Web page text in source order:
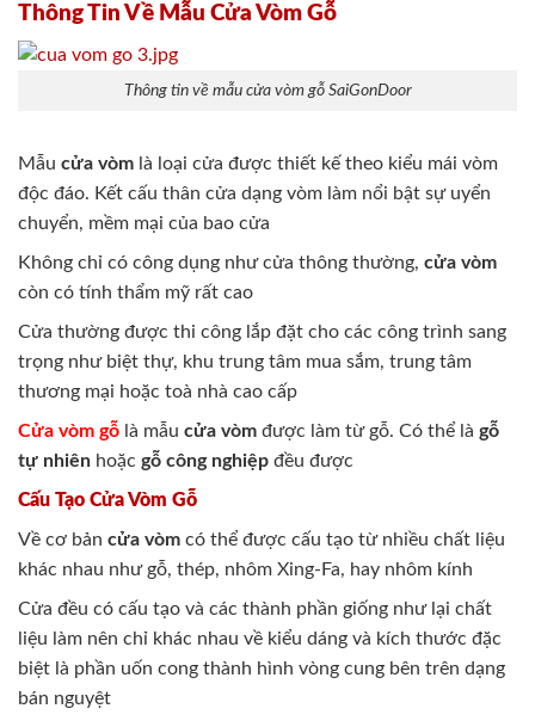
Thông Tin Về Mẫu Cửa Vòm Gỗ
Thông tin về mẫu cửa vòm gỗ SaiGonDoor
Mẫu cửa vòm là loại cửa được thiết kế theo kiểu mái vòm
độc đáo. Kết cấu thân cửa dạng vòm làm nổi bật sự uyển
chuyển, mềm mại của bao cửa
Không chỉ có công dụng như cửa thông thường, cửa vòm
còn có tính thẩm mỹ rất cao
Cửa thường được thi công lắp đặt cho các công trình sang
trọng như biệt thự, khu trung tâm mua sắm, trung tâm
thương mại hoặc toà nhà cao cấp
Cửa vòm gỗ là mẫu cửa vòm được làm từ gỗ. Có thể là gỗ
tự nhiên hoặc gỗ công nghiệp đều được
Cấu Tạo Cửa Vòm Gỗ
Về cơ bản cửa vòm có thể được cấu tạo từ nhiều chất liệu
khác nhau như gỗ, thép, nhôm Xing-Fa, hay nhôm kính
Cửa đều có cấu tạo và các thành phần giống như lại chất
liệu làm nên chỉ khác nhau về kiểu dáng và kích thước đặc
biệt là phần uốn cong thành hình vòng cung bên trên dạng
bán nguyệt